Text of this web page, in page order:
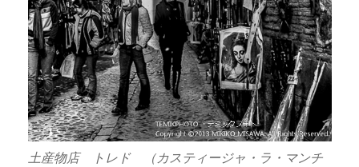
土産物店 トレド （カスティージャ・ラ・マンチ